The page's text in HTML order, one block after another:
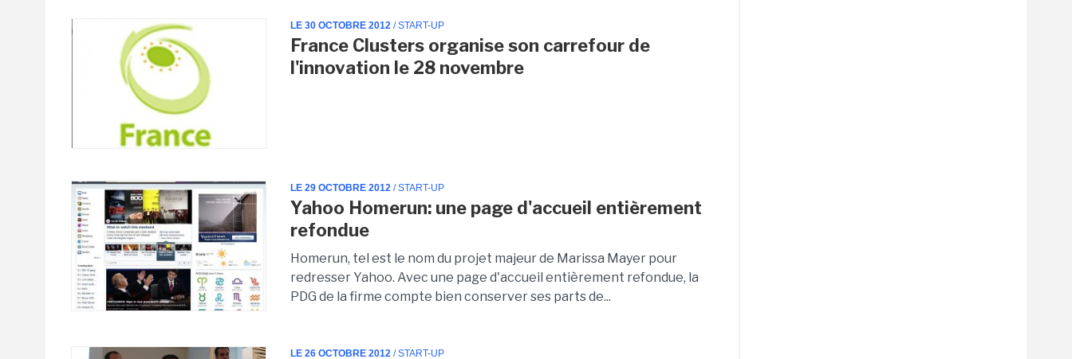
LE 30 OCTOBRE 2012 / START-UP
France Clusters organise son carrefour de
l'innovation le 28 novembre
LE 29 OCTOBRE 2012 / START-UP
Yahoo Homerun: une page d'accueil entièrement
refondue
Homerun, tel est le nom du projet majeur de Marissa Mayer pour
redresser Yahoo. Avec une page d'accueil entièrement refondue, la
PDG de la firme compte bien conserver ses parts de...
LE 26 OCTOBRE 2012 / START-UP